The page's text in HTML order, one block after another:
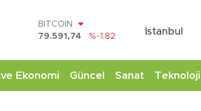
DOLAR
45,43620
%0.02
53,38690
%0.19
STERLİN
İstanbul
ve Ekonomi Güncel Sanat Teknoloji